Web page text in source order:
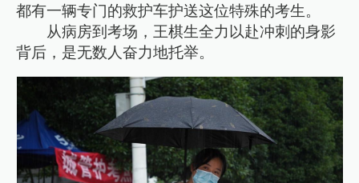
都有一辆专门的救护车护送这位特殊的考生。
从病房到考场，王棋生全力以赴冲刺的身影
背后，是无数人奋力地托举。